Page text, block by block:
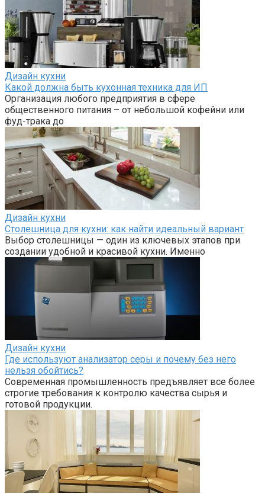
Дизайн кухни
Какой должна быть кухонная техника для ИП
Организация любого предприятия в сфере
общественного питания – от небольшой кофейни или
фуд-трака до
Дизайн кухни
Столешница для кухни: как найти идеальный вариант
Выбор столешницы — один из ключевых этапов при
создании удобной и красивой кухни. Именно
Дизайн кухни
Где используют анализатор серы и почему без него
нельзя обойтись?
Современная промышленность предъявляет все более
строгие требования к контролю качества сырья и
готовой продукции.